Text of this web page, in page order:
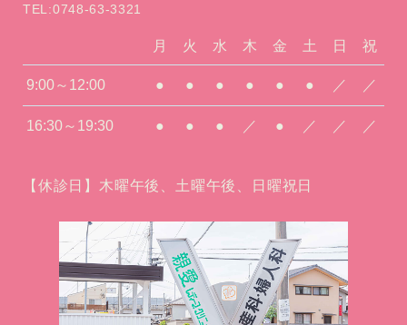
TEL:0748-63-3321
月 火 水 木 金 土 日 祝
9:00～12:00 ● ● ● ● ● ● ／ ／
16:30～19:30 ● ● ● ／ ● ／ ／ ／
【休診日】木曜午後、土曜午後、日曜祝日